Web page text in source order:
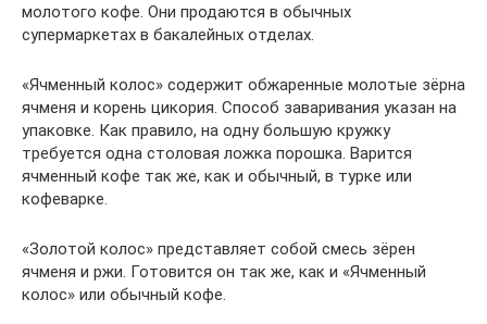
молотого кофе. Они продаются в обычных
супермаркетах в бакалейных отделах.
«Ячменный колос» содержит обжаренные молотые зёрна
ячменя и корень цикория. Способ заваривания указан на
упаковке. Как правило, на одну большую кружку
требуется одна столовая ложка порошка. Варится
ячменный кофе так же, как и обычный, в турке или
кофеварке.
«Золотой колос» представляет собой смесь зёрен
ячменя и ржи. Готовится он так же, как и «Ячменный
колос» или обычный кофе.